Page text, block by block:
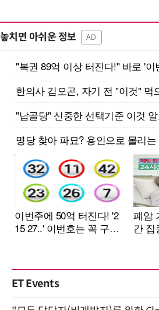
놓치면 아쉬운 정보 AD
ET Events